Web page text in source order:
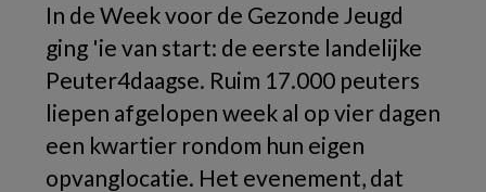
In de Week voor de Gezonde Jeugd
ging 'ie van start: de eerste landelijke
Peuter4daagse. Ruim 17.000 peuters
liepen afgelopen week al op vier dagen
een kwartier rondom hun eigen
opvanglocatie. Het evenement, dat